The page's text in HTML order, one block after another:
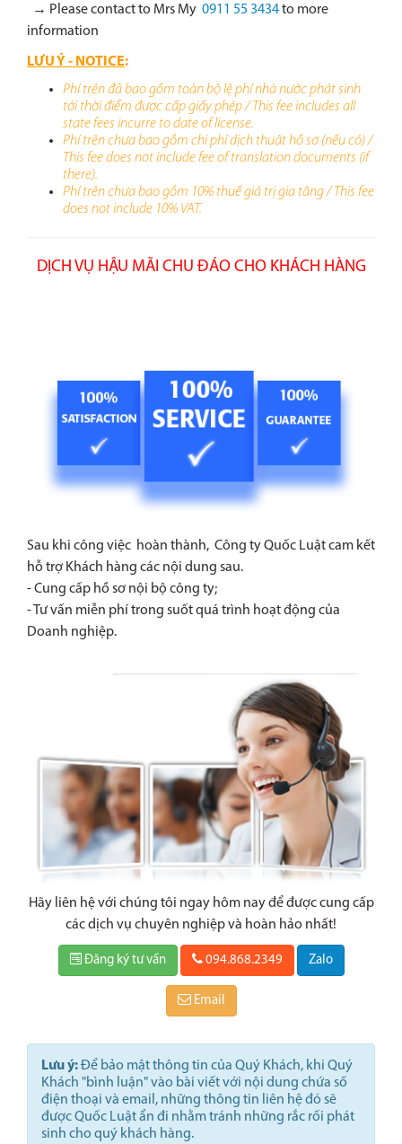
→ Please contact to Mrs My 0911 55 3434to more
information
LƯU Ý - NOTICE:
Phí trên đã bao gồm toàn bộ lệ phí nhà nước phát sinh
tới thời điểm được cấp giấy phép / This fee includes all
state fees incurre to date of license.
Phí trên chưa bao gồm chi phí dịch thuật hồ sơ (nếu có) /
This feedoes not includefee of translation documents (if
there).
Phí trên chưa bao gồm 10% thuế giá trị gia tăng / This fee
does not include 10% VAT.
DỊCH VỤ HẬU MÃI CHU ĐÁO CHO KHÁCH HÀNG
Sau khi công việc hoàn thành, Công ty Quốc Luật cam kết
hỗ trợ Khách hàng các nội dung sau.
- Cung cấp hồ sơ nội bộ công ty;
- Tư vấn miễn phí trong suốt quá trình hoạt động của
Doanh nghiệp.
Hãy liên hệ với chúng tôi ngay hôm nay để được cung cấp
các dịch vụ chuyên nghiệp và hoàn hảo nhất!
Đăng ký tư vấn 094.868.2349 Zalo
Email
Lưu ý:Để bảo mật thông tin của Quý Khách, khi Quý
Khách "bình luận" vào bài viết với nội dung chứa số
điện thoại và email, những thông tin liên hệ đó sẽ
được Quốc Luật ẩn đi nhằm tránh những rắc rối phát
sinh cho quý khách hàng.